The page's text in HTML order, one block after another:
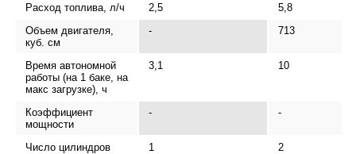
Расход топлива, л/ч
2,5
5,8
Объем двигателя,
куб. см
- 713
Время автономной
работы (на 1 баке, на
макс загрузке), ч
3,1 10
Коэффициент
мощности
- -
Число цилиндров 1
2